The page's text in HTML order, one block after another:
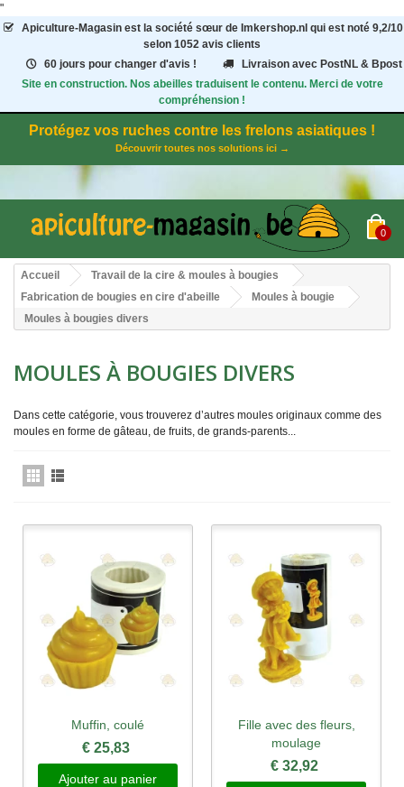
"
Apiculture-Magasinest la société sœur de Imkershop.nl qui est noté 9,2/10
selon 1052 avis clients
60 jours pour changer d'avis !
Livraison avec PostNL & Bpost
Site en construction. Nos abeilles traduisent le contenu. Merci de votre
compréhension !
Protégez vos ruches contre les frelons asiatiques !
Découvrir toutes nos solutions ici →
0
Accueil
Travail de la cire & moules à bougies
Fabrication de bougies en cire d'abeille
Moules à bougie
Moules à bougies divers
MOULES À BOUGIES DIVERS
Dans cette catégorie, vous trouverez d’autres moules originaux comme des
moules en forme de gâteau, de fruits, de grands-parents...
Muffin, coulé
€ 25,83
Ajouter au panier
Fille avec des fleurs,
moulage
€ 32,92